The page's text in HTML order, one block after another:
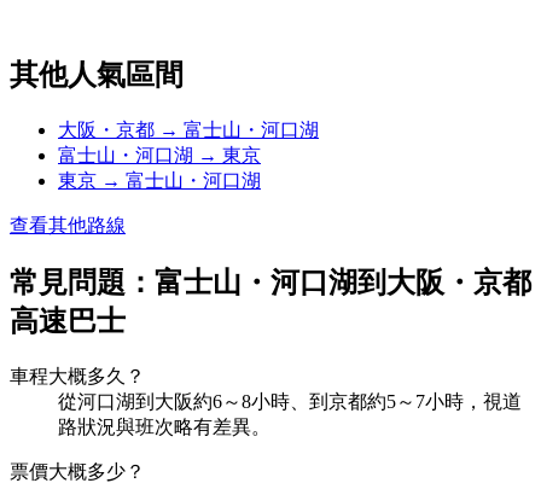
其他人氣區間
大阪・京都 → 富士山・河口湖
富士山・河口湖 → 東京
東京 → 富士山・河口湖
查看其他路線
常見問題：富士山・河口湖到大阪・京都
高速巴士
車程大概多久？
從河口湖到大阪約6～8小時、到京都約5～7小時，視道
路狀況與班次略有差異。
票價大概多少？